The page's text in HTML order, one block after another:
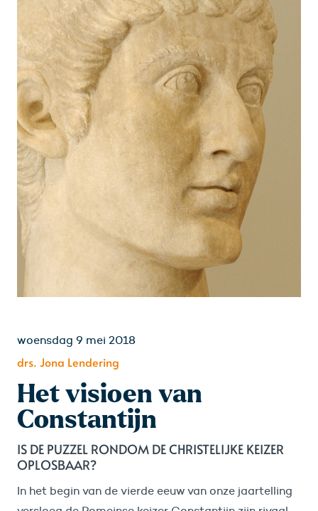
woensdag 9 mei 2018
drs. Jona Lendering
Het visioen van
Constantijn
IS DE PUZZEL RONDOM DE CHRISTELIJKE KEIZER
OPLOSBAAR?
In het begin van de vierde eeuw van onze jaartelling